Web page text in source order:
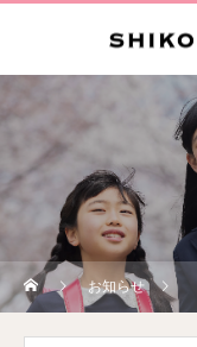
お知らせ